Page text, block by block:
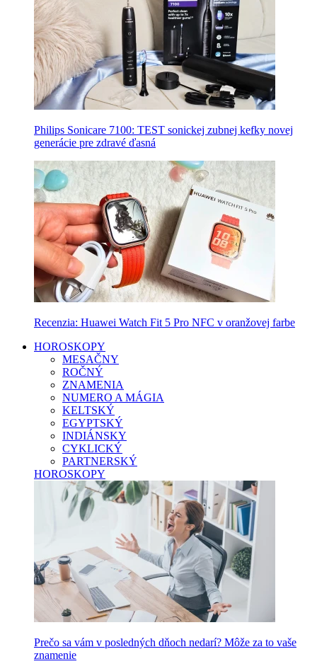
Philips Sonicare 7100: TEST sonickej zubnej kefky novej
generácie pre zdravé ďasná
Recenzia: Huawei Watch Fit 5 Pro NFC v oranžovej farbe
HOROSKOPY
MESAČNY
ROČNÝ
ZNAMENIA
NUMERO A MÁGIA
KELTSKÝ
EGYPTSKÝ
INDIÁNSKY
CYKLICKÝ
PARTNERSKÝ
HOROSKOPY
Prečo sa vám v posledných dňoch nedarí? Môže za to vaše
znamenie